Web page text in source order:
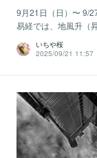
9月21日（日）〜 9/
易経では、地風升（
いちや桜
2025/09/21 11:57